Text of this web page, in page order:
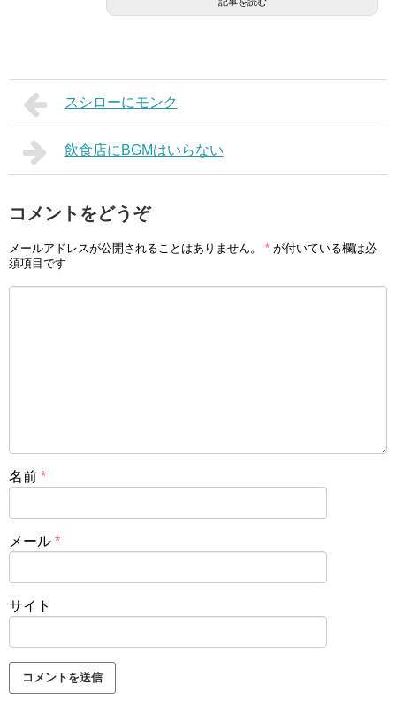
記事を読む
スシローにモンク
飲食店にBGMはいらない
コメントをどうぞ
メールアドレスが公開されることはありません。 * が付いている欄は必
須項目です
名前 *
メール *
サイト